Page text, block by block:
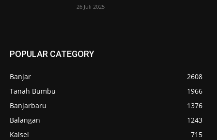
26 Juli 2025
POPULAR CATEGORY
Banjar
2608
Tanah Bumbu
1966
Banjarbaru
1376
Balangan
1243
Kalsel
715